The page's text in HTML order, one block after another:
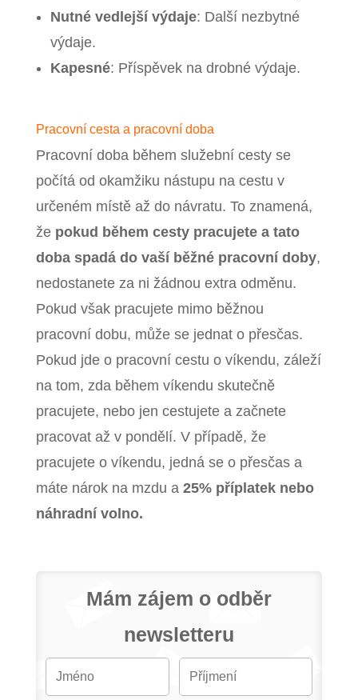
Nutné vedlejší výdaje: Další nezbytné
výdaje.
Kapesné: Příspěvek na drobné výdaje.
Pracovní cesta a pracovní doba
Pracovní doba během služební cesty se
počítá od okamžiku nástupu na cestu v
určeném místě až do návratu. To znamená,
že pokud během cesty pracujete a tato
doba spadá do vaší běžné pracovní doby,
nedostanete za ni žádnou extra odměnu.
Pokud však pracujete mimo běžnou
pracovní dobu, může se jednat o přesčas.
Pokud jde o pracovní cestu o víkendu, záleží
na tom, zda během víkendu skutečně
pracujete, nebo jen cestujete a začnete
pracovat až v pondělí. V případě, že
pracujete o víkendu, jedná se o přesčas a
máte nárok na mzdu a 25% příplatek nebo
náhradní volno.
Mám zájem o odběr
newsletteru